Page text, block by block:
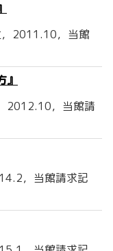
，2011.10，当館
』
2012.10，当館請
，当館請求記